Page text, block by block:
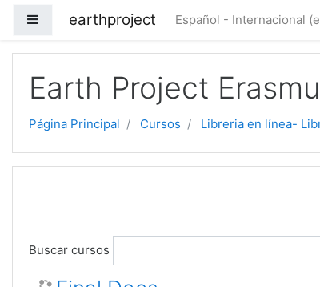
Panel lateral
earthproject Español - Internacional
Earth Project
Página Principal Cursos Libreria en línea-
Buscar cursos